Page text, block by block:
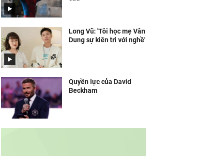
Long Vũ: 'Tôi học mẹ Vân
Dung sự kiên trì với nghề'
Quyền lực của David
Beckham